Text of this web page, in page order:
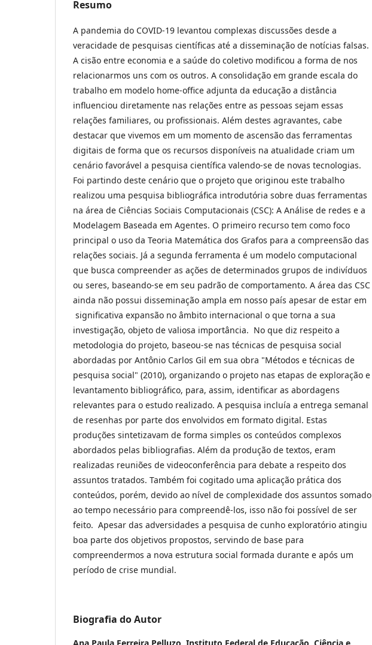
Resumo
A pandemia do COVID-19 levantou complexas discussões desde a
veracidade de pesquisas científicas até a disseminação de notícias falsas.
A cisão entre economia e a saúde do coletivo modificou a forma de nos
relacionarmos uns com os outros. A consolidação em grande escala do
trabalho em modelo home-office adjunta da educação a distância
influenciou diretamente nas relações entre as pessoas sejam essas
relações familiares, ou profissionais. Além destes agravantes, cabe
destacar que vivemos em um momento de ascensão das ferramentas
digitais de forma que os recursos disponíveis na atualidade criam um
cenário favorável a pesquisa científica valendo-se de novas tecnologias.
Foi partindo deste cenário que o projeto que originou este trabalho
realizou uma pesquisa bibliográfica introdutória sobre duas ferramentas
na área de Ciências Sociais Computacionais (CSC): A Análise de redes e a
Modelagem Baseada em Agentes. O primeiro recurso tem como foco
principal o uso da Teoria Matemática dos Grafos para a compreensão das
relações sociais. Já a segunda ferramenta é um modelo computacional
que busca compreender as ações de determinados grupos de indivíduos
ou seres, baseando-se em seu padrão de comportamento. A área das CSC
ainda não possui disseminação ampla em nosso país apesar de estar em
significativa expansão no âmbito internacional o que torna a sua
investigação, objeto de valiosa importância. No que diz respeito a
metodologia do projeto, baseou-se nas técnicas de pesquisa social
abordadas por Antônio Carlos Gil em sua obra "Métodos e técnicas de
pesquisa social" (2010), organizando o projeto nas etapas de exploração e
levantamento bibliográfico, para, assim, identificar as abordagens
relevantes para o estudo realizado. A pesquisa incluía a entrega semanal
de resenhas por parte dos envolvidos em formato digital. Estas
produções sintetizavam de forma simples os conteúdos complexos
abordados pelas bibliografias. Além da produção de textos, eram
realizadas reuniões de videoconferência para debate a respeito dos
assuntos tratados. Também foi cogitado uma aplicação prática dos
conteúdos, porém, devido ao nível de complexidade dos assuntos somado
ao tempo necessário para compreendê-los, isso não foi possível de ser
feito. Apesar das adversidades a pesquisa de cunho exploratório atingiu
boa parte dos objetivos propostos, servindo de base para
compreendermos a nova estrutura social formada durante e após um
período de crise mundial.
Biografia do Autor